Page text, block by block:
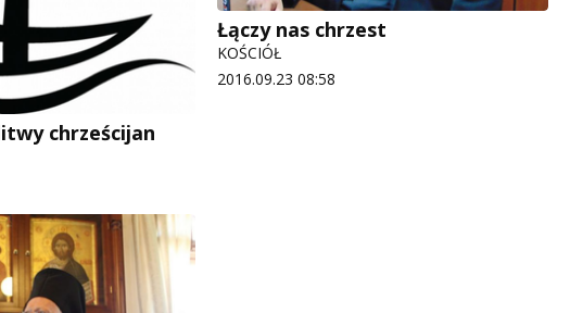
chrześcijan
Łączy nas chrzest
KOŚCIÓŁ
2016.09.23 08:58